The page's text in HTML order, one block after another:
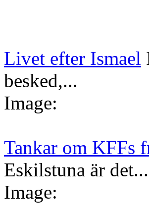
Livet efter Ismael
besked,...
Image:
Tankar om KFFs
Eskilstuna är det...
Image: